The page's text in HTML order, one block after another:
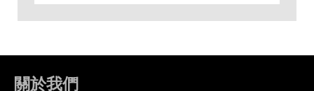
關於我們